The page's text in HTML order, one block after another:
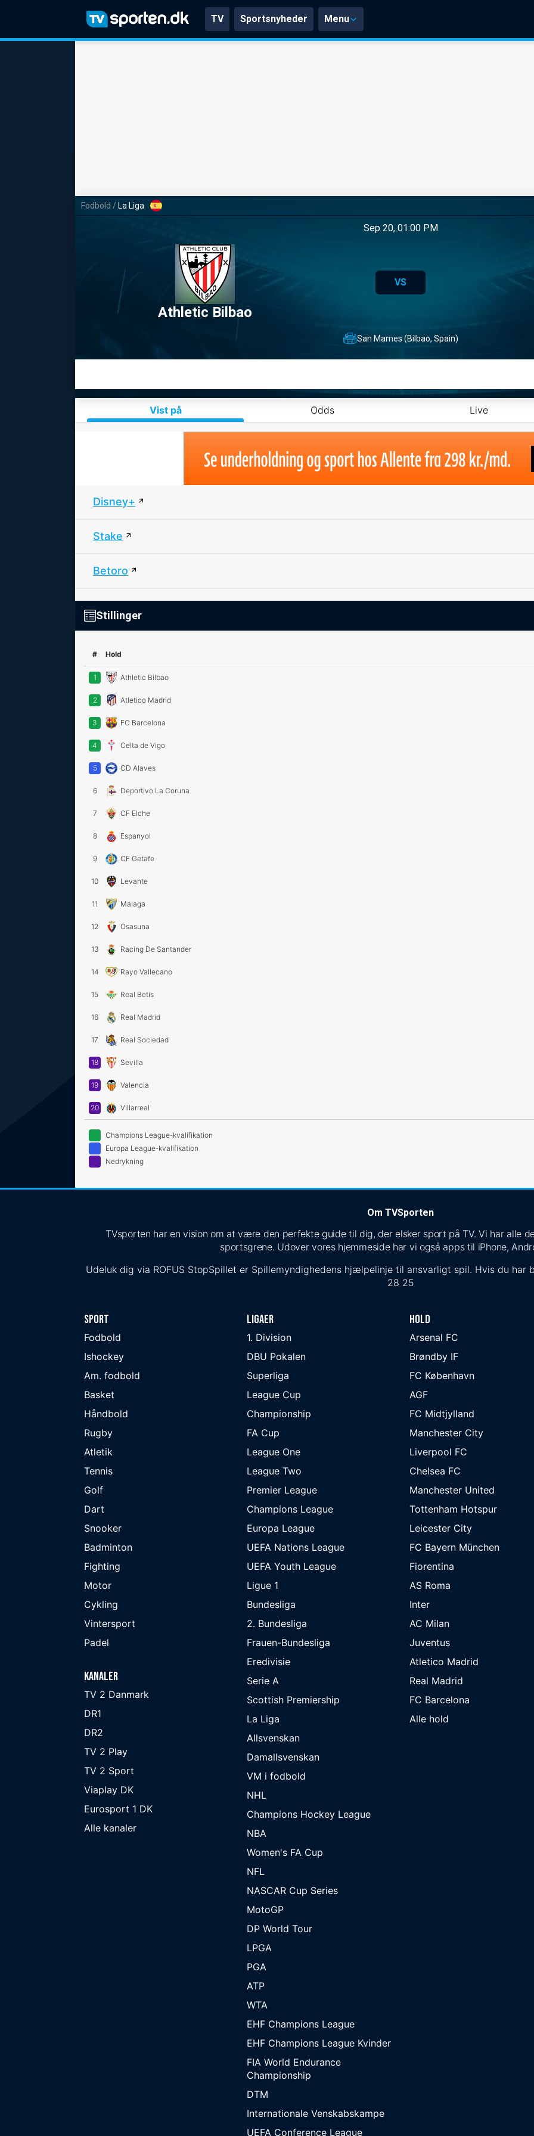
TV Sportsnyheder Menu
Fodbold / La Liga
Sep 20, 01:00 PM
Athletic Bilbao
VS
San Mames (Bilbao, Spain)
Vist på Odds Live
Disney+
Stake
Betoro
Stillinger
# Hold
1 Athletic Bilbao
2 Atletico Madrid
3 FC Barcelona
4 Celta de Vigo
5 CD Alaves
6 Deportivo La Coruna
7 CF Elche
8 Espanyol
9 CF Getafe
10 Levante
11 Malaga
12 Osasuna
13 Racing De Santander
14 Rayo Vallecano
15 Real Betis
16 Real Madrid
17 Real Sociedad
18 Sevilla
19 Valencia
20 Villarreal
Champions League-kvalifikation
Europa League-kvalifikation
Nedrykning
Om TVSporten
TVsporten har en vision om at være den perfekte guide til dig, der elsker sport på TV. Vi har alle
sportsgrene. Udover vores hjemmeside har vi også apps til iPhone,
Udeluk dig via ROFUS StopSpillet er Spillemyndighedens hjælpelinje til ansvarligt spil. Hvis du
28 25
Sport
Fodbold
Ishockey
Am. fodbold
Basket
Håndbold
Rugby
Atletik
Tennis
Golf
Dart
Snooker
Badminton
Fighting
Motor
Cykling
Vintersport
Padel
Kanaler
TV 2 Danmark
DR1
DR2
TV 2 Play
TV 2 Sport
Viaplay DK
Eurosport 1 DK
Alle kanaler
Ligaer
1. Division
DBU Pokalen
Superliga
League Cup
Championship
FA Cup
League One
League Two
Premier League
Champions League
Europa League
UEFA Nations League
UEFA Youth League
Ligue 1
Bundesliga
2. Bundesliga
Frauen-Bundesliga
Eredivisie
Serie A
Scottish Premiership
La Liga
Allsvenskan
Damallsvenskan
VM i fodbold
NHL
Champions Hockey League
NBA
Women's FA Cup
NFL
NASCAR Cup Series
MotoGP
DP World Tour
LPGA
PGA
ATP
WTA
EHF Champions League
EHF Champions League Kvinder
FIA World Endurance
Championship
DTM
Internationale Venskabskampe
UEFA Conference League
Hold
Arsenal FC
Brøndby IF
FC København
AGF
FC Midtjylland
Manchester City
Liverpool FC
Chelsea FC
Manchester United
Tottenham Hotspur
Leicester City
FC Bayern München
Fiorentina
AS Roma
Inter
AC Milan
Juventus
Atletico Madrid
Real Madrid
FC Barcelona
Alle hold